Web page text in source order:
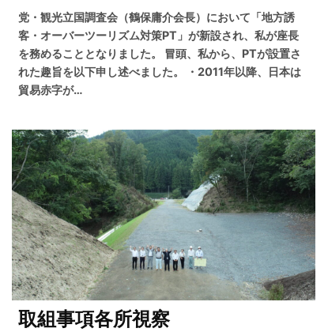
党・観光立国調査会（鶴保庸介会長）において「地方誘
客・オーバーツーリズム対策PT」が新設され、私が座長
を務めることとなりました。 冒頭、私から、PTが設置さ
れた趣旨を以下申し述べました。 ・2011年以降、日本は
貿易赤字が…
取組事項各所視察